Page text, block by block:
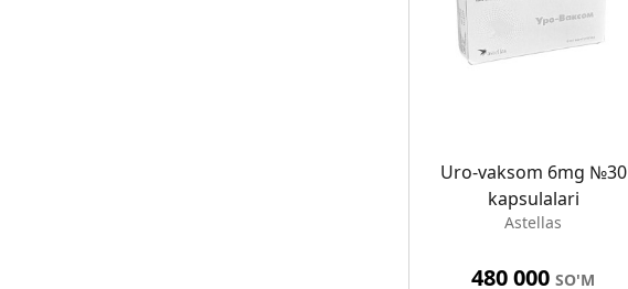
Uro-vaksom 6mg №30
kapsulalari
Astellas
480 000SO'M